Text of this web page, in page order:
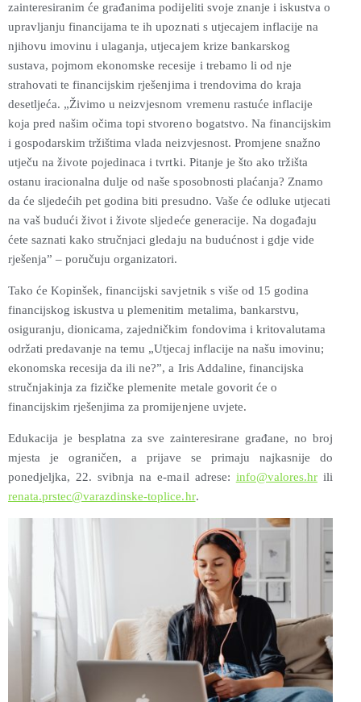
zainteresiranim će građanima podijeliti svoje znanje i iskustva o
upravljanju financijama te ih upoznati s utjecajem inflacije na
njihovu imovinu i ulaganja, utjecajem krize bankarskog
sustava, pojmom ekonomske recesije i trebamo li od nje
strahovati te financijskim rješenjima i trendovima do kraja
desetljeća. „Živimo u neizvjesnom vremenu rastuće inflacije
koja pred našim očima topi stvoreno bogatstvo. Na financijskim
i gospodarskim tržištima vlada neizvjesnost. Promjene snažno
utječu na živote pojedinaca i tvrtki. Pitanje je što ako tržišta
ostanu iracionalna dulje od naše sposobnosti plaćanja? Znamo
da će sljedećih pet godina biti presudno. Vaše će odluke utjecati
na vaš budući život i živote sljedeće generacije. Na događaju
ćete saznati kako stručnjaci gledaju na budućnost i gdje vide
rješenja” – poručuju organizatori.
Tako će Kopinšek, financijski savjetnik s više od 15 godina
financijskog iskustva u plemenitim metalima, bankarstvu,
osiguranju, dionicama, zajedničkim fondovima i kritovalutama
održati predavanje na temu „Utjecaj inflacije na našu imovinu;
ekonomska recesija da ili ne?”, a Iris Addaline, financijska
stručnjakinja za fizičke plemenite metale govorit će o
financijskim rješenjima za promijenjene uvjete.
Edukacija je besplatna za sve zainteresirane građane, no broj
mjesta je ograničen, a prijave se primaju najkasnije do
ponedjeljka, 22. svibnja na e-mail adrese: info@valores.hrili
renata.prstec@varazdinske-toplice.hr.